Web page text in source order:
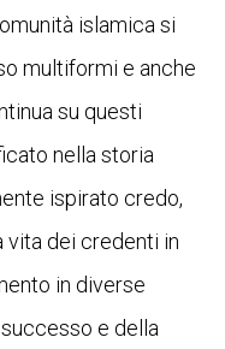
islamica si
multiformi e anche
su questi
nella storia
ispirato credo,
vita dei credenti in
in diverse
e della